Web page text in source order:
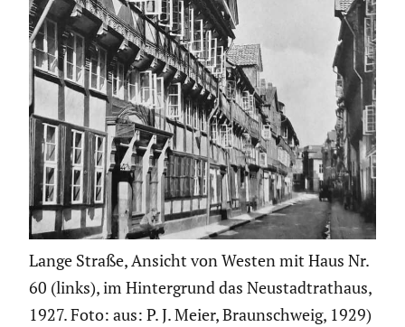
Lange Straße, Ansicht von Westen mit Haus Nr.
60 (links), im Hintergrund das Neustadtrathaus,
1927. Foto: aus: P. J. Meier, Braunschweig, 1929)